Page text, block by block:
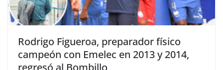
Rodrigo Figueroa, preparador físico
campeón con Emelec en 2013 y 2014,
regresó al Bombillo